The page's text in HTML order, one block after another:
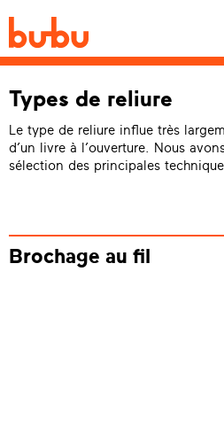
Types de reliure
Le type de reliure influe très
d’un livre à l’ouverture. Nous
sélection des principales
Brochage au fil